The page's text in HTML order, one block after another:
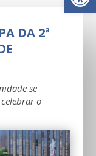
DA 2ª
se
o